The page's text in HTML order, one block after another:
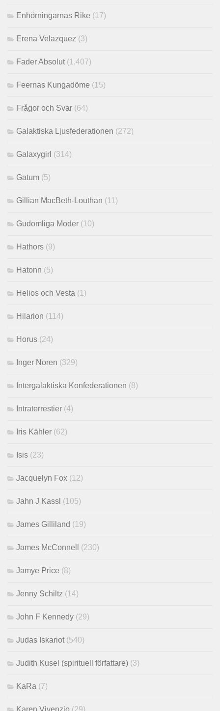
Enhörningarnas Rike (17)
Erena Velazquez (3)
Fader Absolut (1,407)
Feernas Kungadöme (15)
Frågor och Svar (64)
Galaktiska Ljusfederationen (272)
Galaxygirl (314)
Gatum (5)
Gillian MacBeth-Louthan (11)
Gudomliga Moder (10)
Hathors (9)
Hatonn (5)
Helios och Vesta (1)
Hilarion (114)
Horus (24)
Inger Noren (329)
Intergalaktiska Konfederationen (8)
Intraterrestier (4)
Iris Kähler (62)
Isis (23)
Jacquelyn Fox (12)
Jahn J Kassl (105)
James Gilliland (19)
James McConnell (230)
Jamye Price (8)
Jenny Schiltz (14)
John F Kennedy (29)
Judas Iskariot (540)
Judith Kusel (spirituell författare) (3)
KaRa (7)
Karen Vivenzio (29)